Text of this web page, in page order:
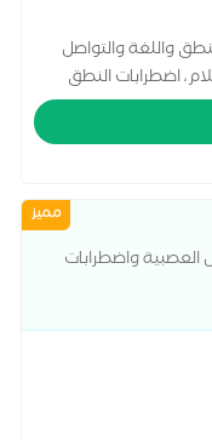
واللغة والتواصل
اضطرابات النطق
والانتباه
النفسية
والأسرية جلسات
مميز
واضطرابات